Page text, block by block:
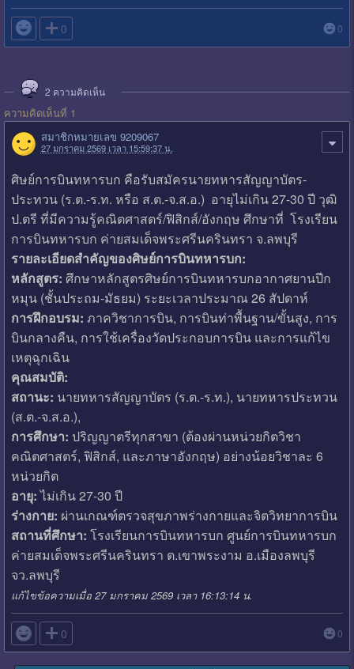
 0 0
2 ความคิดเห็น
ความคิดเห็นที่ 1
สมาชิกหมายเลข 9209067
27 มกราคม 2569 เวลา 15:59:37 น.
ศิษย์การบินทหารบก คือรับสมัครนายทหารสัญญาบัตร-
ประทวน (ร.ต.-ร.ท. หรือ ส.ต.-จ.ส.อ.) อายุไม่เกิน 27-30 ปี วุฒิ
ป.ตรี ที่มีความรู้คณิตศาสตร์/ฟิสิกส์/อังกฤษ ศึกษาที่ โรงเรียน
การบินทหารบก ค่ายสมเด็จพระศรีนครินทรา จ.ลพบุรี
รายละเอียดสำคัญของศิษย์การบินทหารบก:
หลักสูตร: ศึกษาหลักสูตรศิษย์การบินทหารบกอากาศยานปีก
หมุน (ชั้นประถม-มัธยม) ระยะเวลาประมาณ 26 สัปดาห์
การฝึกอบรม: ภาควิชาการบิน, การบินท่าพื้นฐาน/ขั้นสูง, การ
บินกลางคืน, การใช้เครื่องวัดประกอบการบิน และการแก้ไข
เหตุฉุกเฉิน
คุณสมบัติ:
สถานะ: นายทหารสัญญาบัตร (ร.ต.-ร.ท.), นายทหารประทวน
(ส.ต.-จ.ส.อ.),
การศึกษา: ปริญญาตรีทุกสาขา (ต้องผ่านหน่วยกิตวิชา
คณิตศาสตร์, ฟิสิกส์, และภาษาอังกฤษ) อย่างน้อยวิชาละ 6
หน่วยกิต
อายุ:ไม่เกิน 27-30 ปี
ร่างกาย: ผ่านเกณฑ์ตรวจสุขภาพร่างกายและจิตวิทยาการบิน
สถานที่ศึกษา: โรงเรียนการบินทหารบก ศูนย์การบินทหารบก
ค่ายสมเด็จพระศรีนครินทรา ต.เขาพระงาม อ.เมืองลพบุรี
จว.ลพบุรี
แก้ไขข้อความเมื่อ 27 มกราคม 2569 เวลา 16:13:14 น.
 0 0